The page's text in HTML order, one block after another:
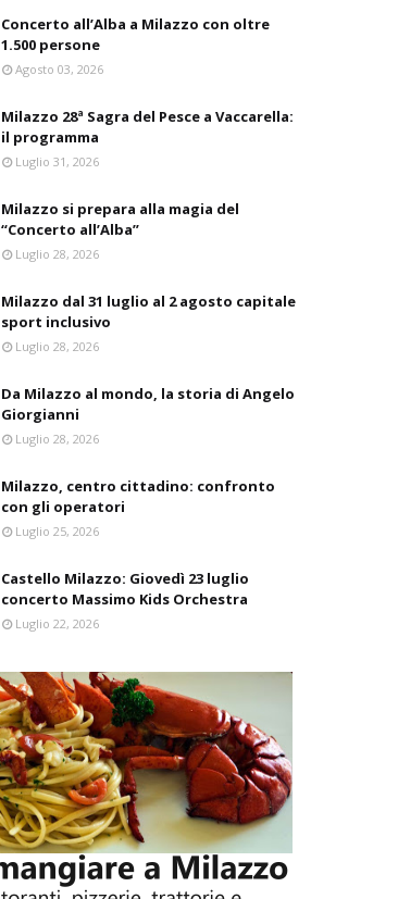
Concerto all’Alba a Milazzo con oltre
1.500 persone
Agosto 03, 2026
Milazzo 28ª Sagra del Pesce a Vaccarella:
il programma
Luglio 31, 2026
Milazzo si prepara alla magia del
“Concerto all’Alba”
Luglio 28, 2026
Milazzo dal 31 luglio al 2 agosto capitale
sport inclusivo
Luglio 28, 2026
Da Milazzo al mondo, la storia di Angelo
Giorgianni
Luglio 28, 2026
Milazzo, centro cittadino: confronto
con gli operatori
Luglio 25, 2026
Castello Milazzo: Giovedì 23 luglio
concerto Massimo Kids Orchestra
Luglio 22, 2026